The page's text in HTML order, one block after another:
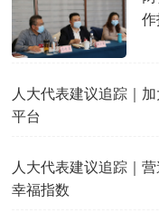
人大代表建议追踪｜
平台
人大代表建议追踪｜
幸福指数